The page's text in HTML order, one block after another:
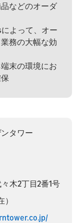
などのオーダ
よって、オー
務の大幅な効
末の環境にお
タワー
木2丁目2番1号